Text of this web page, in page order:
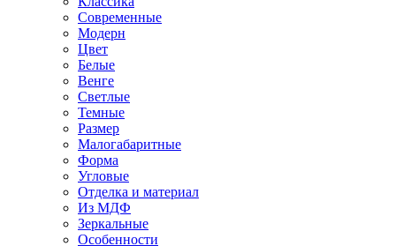
Современные
Модерн
Цвет
Белые
Венге
Светлые
Темные
Размер
Малогабаритные
Форма
Угловые
Отделка и материал
Из МДФ
Зеркальные
Особенности